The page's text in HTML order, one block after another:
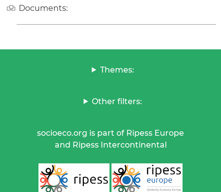
Documents:
Themes:
Other filters:
socioeco.org is part of Ripess Europe
and Ripess Intercontinental